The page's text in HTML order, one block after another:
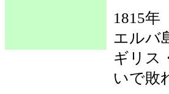
1815年
エルバ
ギリス
いで敗